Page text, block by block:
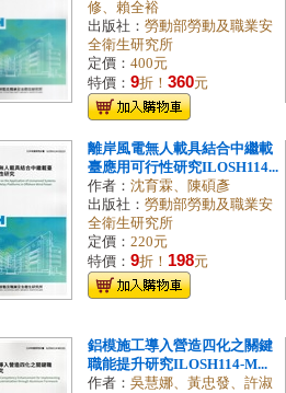
修、賴全裕
出版社： 勞動部勞動及職業安
全衛生研究所
定價： 400元
特價： 9折！ 360元
離岸風電無人載具結合中繼載
臺應用可行性研究ILOSH114...
作者： 沈育霖、陳碩彥
出版社： 勞動部勞動及職業安
全衛生研究所
定價： 220元
特價： 9折！ 198元
鋁模施工導入營造四化之關鍵
職能提升研究ILOSH114-M...
作者： 吳慧娜、黃忠發、許淑